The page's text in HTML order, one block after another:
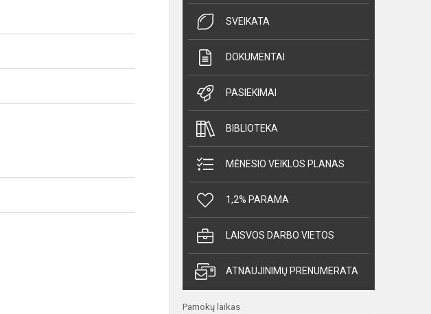
SVEIKATA
DOKUMENTAI
PASIEKIMAI
BIBLIOTEKA
MĖNESIO VEIKLOS PLANAS
1,2% PARAMA
LAISVOS DARBO VIETOS
ATNAUJINIMŲ PRENUMERATA
Pamokų laikas